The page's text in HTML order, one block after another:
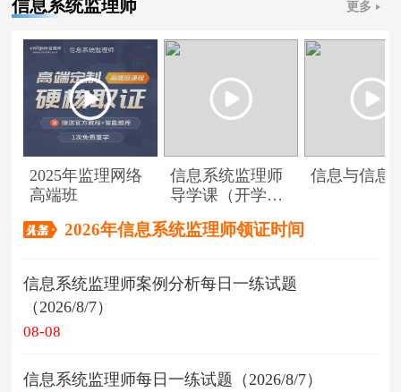
信息系统监理师 更多
2025年监理网络
高端班
信息系统监理师
导学课（开学典
信息与信息
2026年信息系统监理师领证时间
信息系统监理师案例分析每日一练试题
（2026/8/7）
08-08
信息系统监理师每日一练试题（2026/8/7）